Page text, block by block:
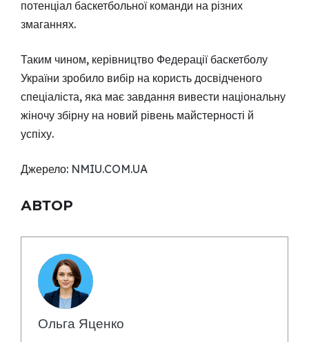
потенціал баскетбольної команди на різних
змаганнях.
Таким чином, керівництво Федерації баскетболу
України зробило вибір на користь досвідченого
спеціаліста, яка має завдання вивести національну
жіночу збірну на новий рівень майстерності й
успіху.
Джерело: NMIU.COM.UA
АВТОР
Ольга Яценко